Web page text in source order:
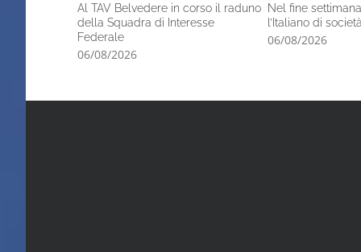
Al TAV Belvedere in corso il raduno
della Squadra di Interesse
Federale
06/08/2026
Nel fine
l’Italiano di
06/08/2026